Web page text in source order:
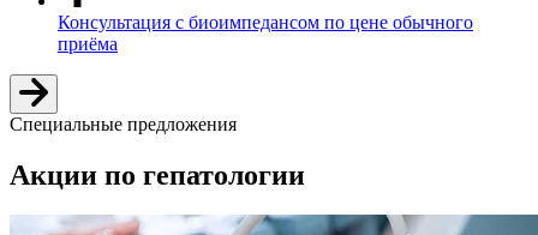
Консультация с биоимпедансом по цене обычного
приёма
Специальные предложения
Акции по гепатологии